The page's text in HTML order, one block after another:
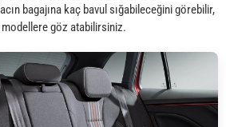
bagajına kaç bavul sığabileceğini görebilir,
göz atabilirsiniz.